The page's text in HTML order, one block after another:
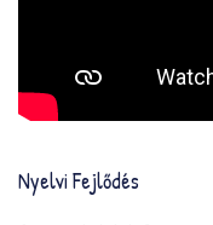
Nyelvi Fejlődés